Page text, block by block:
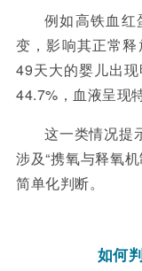
例如高铁血红
变，影响其正常
49天大的婴儿出
44.7% ，血液呈现
这一类情况提
涉及“携氧与释氧机
简单化判断。
如何